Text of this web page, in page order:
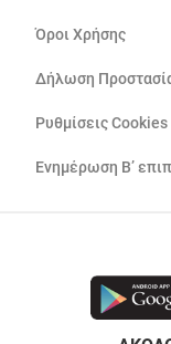
Όροι Χρήσης
Δήλωση
Ρυθμίσεις Cookies
Ενημέρωση Β’